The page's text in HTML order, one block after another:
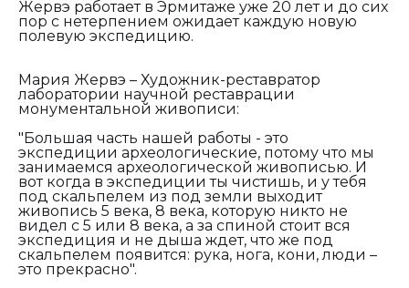
Жервэ работает в Эрмитаже уже 20 лет и до сих
пор с нетерпением ожидает каждую новую
полевую экспедицию.
Мария Жервэ – Художник-реставратор
лаборатории научной реставрации
монументальной живописи:
"Большая часть нашей работы - это
экспедиции археологические, потому что мы
занимаемся археологической живописью. И
вот когда в экспедиции ты чистишь, и у тебя
под скальпелем из под земли выходит
живопись 5 века, 8 века, которую никто не
видел с 5 или 8 века, а за спиной стоит вся
экспедиция и не дыша ждет, что же под
скальпелем появится: рука, нога, кони, люди –
это прекрасно".